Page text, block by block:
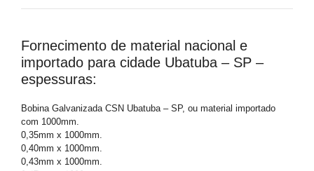
Fornecimento de material nacional e
importado para cidade Ubatuba – SP –
espessuras:
Bobina Galvanizada CSN Ubatuba – SP, ou material importado
com 1000mm.
0,35mm x 1000mm.
0,40mm x 1000mm.
0,43mm x 1000mm.